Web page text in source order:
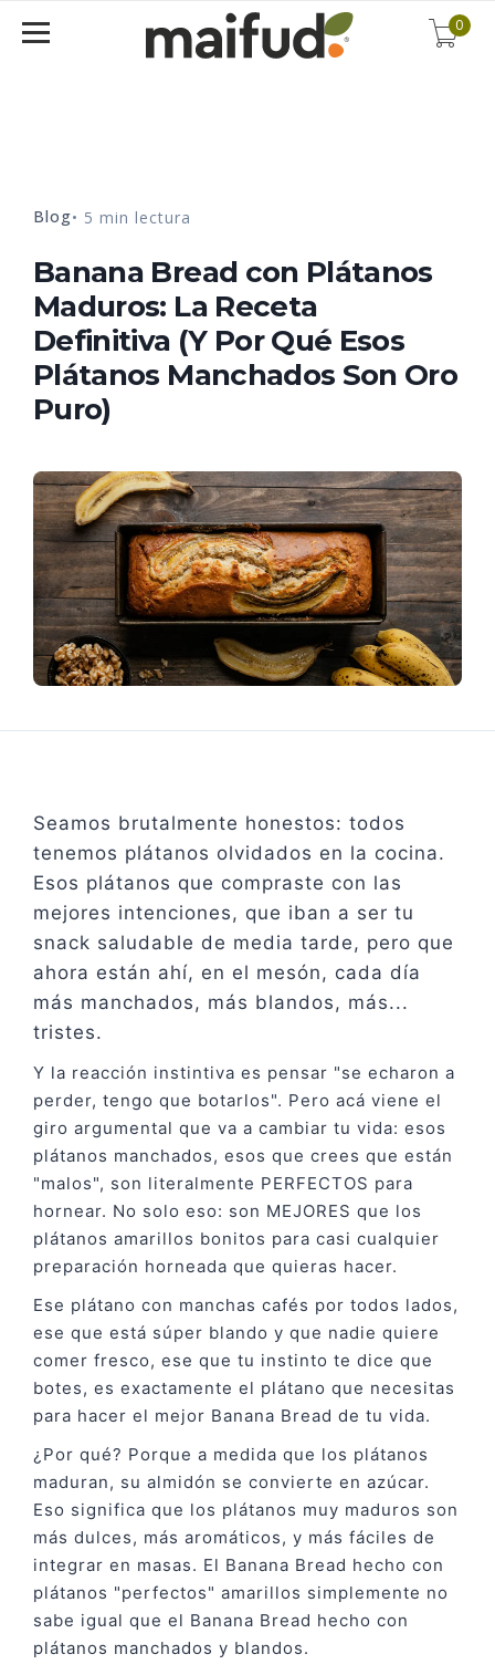
0
Blog• 5 min lectura
Banana Bread con Plátanos
Maduros: La Receta
Definitiva (Y Por Qué Esos
Plátanos Manchados Son Oro
Puro)
Seamos brutalmente honestos: todos
tenemos plátanos olvidados en la cocina.
Esos plátanos que compraste con las
mejores intenciones, que iban a ser tu
snack saludable de media tarde, pero que
ahora están ahí, en el mesón, cada día
más manchados, más blandos, más...
tristes.
Y la reacción instintiva es pensar "se echaron a
perder, tengo que botarlos". Pero acá viene el
giro argumental que va a cambiar tu vida: esos
plátanos manchados, esos que crees que están
"malos", son literalmente PERFECTOS para
hornear. No solo eso: son MEJORES que los
plátanos amarillos bonitos para casi cualquier
preparación horneada que quieras hacer.
Ese plátano con manchas cafés por todos lados,
ese que está súper blando y que nadie quiere
comer fresco, ese que tu instinto te dice que
botes, es exactamente el plátano que necesitas
para hacer el mejor Banana Bread de tu vida.
¿Por qué? Porque a medida que los plátanos
maduran, su almidón se convierte en azúcar.
Eso significa que los plátanos muy maduros son
más dulces, más aromáticos, y más fáciles de
integrar en masas. El Banana Bread hecho con
plátanos "perfectos" amarillos simplemente no
sabe igual que el Banana Bread hecho con
plátanos manchados y blandos.